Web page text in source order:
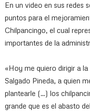
En un video en sus redes
puntos para el
Chilpancingo, el cual
importantes de la
«Hoy me quiero dirigir a
Salgado Pineda, a quien
plantearle (…) los
grande que es el abasto